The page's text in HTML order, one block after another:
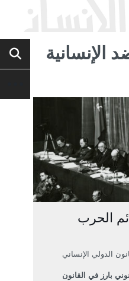
الإنسانية
الحرب
الدولي الإنساني
بارز في القانون